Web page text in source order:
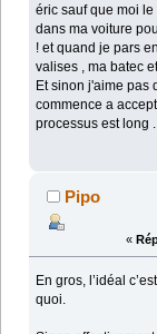
éric sauf que moi
dans ma voiture
! et quand je pars
valises , ma batec
Et sinon j'aime pas
commence a
processus est long .
Pipo
«
En gros, l’idéal
quoi.